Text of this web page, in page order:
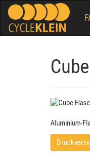
Cube
Aluminium-